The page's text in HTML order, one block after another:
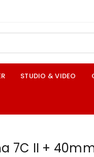
STUDIO & VIDEO
7C II +